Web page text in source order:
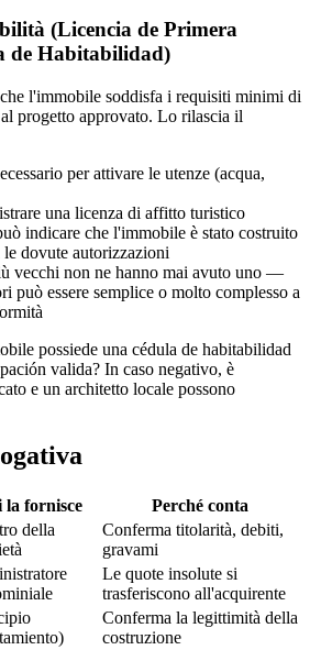
(Licencia de Primera
de Habitabilidad)
l'immobile soddisfa i requisiti minimi di
progetto approvato. Lo rilascia il
per attivare le utenze (acqua,
una licenza di affitto turistico
indicare che l'immobile è stato costruito
dovute autorizzazioni
vecchi non ne hanno mai avuto uno —
può essere semplice o molto complesso a
possiede una cédula de habitabilidad
valida? In caso negativo, è
e un architetto locale possono
la fornisce
Perché conta
della
Conferma titolarità, debiti,
gravami
Le quote insolute si
trasferiscono all'acquirente
Conferma la legittimità della
costruzione